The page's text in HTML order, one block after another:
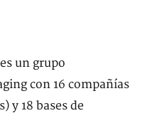
un grupo
con 16 compañías
y 18 bases de